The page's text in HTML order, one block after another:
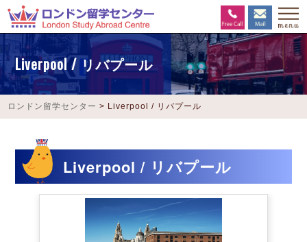
Liverpool / リバプール
ロンドン留学センター > Liverpool / リバプール
Liverpool / リバプール